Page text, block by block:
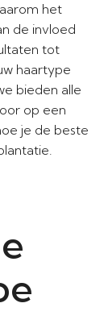
het
de invloed
tot
haartype
bieden alle
op een
je de beste